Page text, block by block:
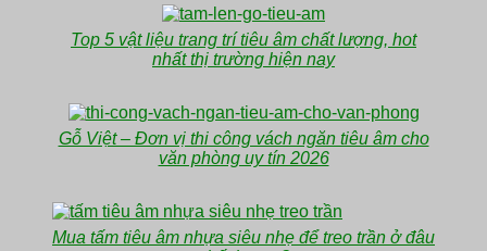
Top 5 vật liệu trang trí tiêu âm chất lượng, hot
nhất thị trường hiện nay
Gỗ Việt – Đơn vị thi công vách ngăn tiêu âm cho
văn phòng uy tín 2026
Mua tấm tiêu âm nhựa siêu nhẹ để treo trần ở đâu